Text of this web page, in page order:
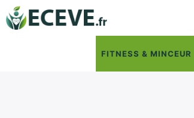
Aller
au
FITNESS & MINCEUR